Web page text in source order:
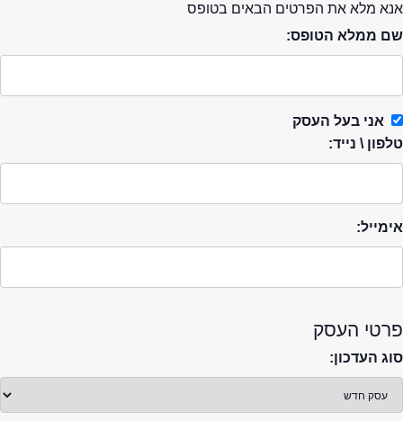
אנא מלא את הפרטים הבאים בטופס
שם ממלא הטופס:
אני בעל העסק
טלפון \ נייד:
אימייל:
פרטי העסק
סוג העדכון: